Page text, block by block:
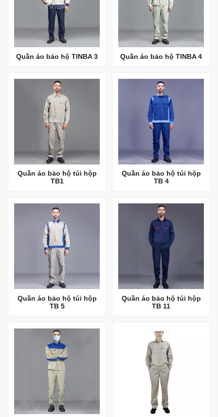
Quần áo bảo hộ TINBA 3 Quần áo bảo hộ TINBA 4
Quần áo bảo hộ túi hộp
TB1
Quần áo bảo hộ túi hộp
TB 4
Quần áo bảo hộ túi hộp
TB 5
Quần áo bảo hộ túi hộp
TB 11